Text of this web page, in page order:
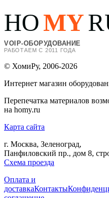
HOMY
VOIP-ОБОРУДОВАНИЕ
РАБОТАЕМ С 2011 ГОДА
© ХомиРу, 2006-2026
Интернет магазин
Перепечатка материалов
на homy.ru
Карта сайта
г. Москва, Зеленоград,
Панфиловский пр., дом 8,
Схема проезда
Оплата и
доставкаКонтакты